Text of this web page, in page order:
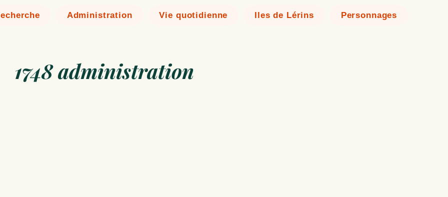
Administration Vie quotidienne Iles de Lérins Personnages
1748 administration